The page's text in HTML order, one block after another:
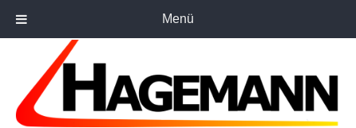
Menü